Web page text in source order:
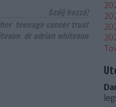
Szólj hozzá!
teenage cancer trust
dr adrian whiteson